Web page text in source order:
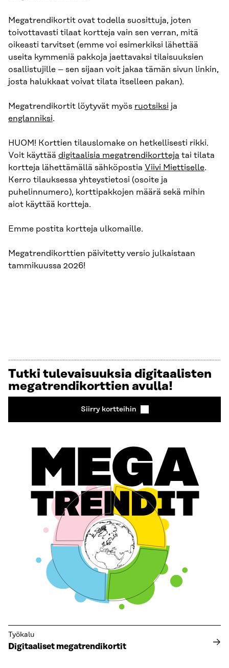
Megatrendikortit ovat todella suosittuja, joten
toivottavasti tilaat kortteja vain sen verran, mitä
oikeasti tarvitset (emme voi esimerkiksi lähettää
useita kymmeniä pakkoja jaettavaksi tilaisuuksien
osallistujille – sen sijaan voit jakaa tämän sivun linkin,
josta halukkaat voivat tilata itselleen pakan).
Megatrendikortit löytyvät myös ruotsiksi ja
englanniksi.
HUOM! Korttien tilauslomake on hetkellisesti rikki.
Voit käyttää digitaalisia megatrendikortteja tai tilata
kortteja lähettämällä sähköpostia Viivi Miettiselle.
Kerro tilauksessa yhteystietosi (osoite ja
puhelinnumero), korttipakkojen määrä sekä mihin
aiot käyttää kortteja.
Emme postita kortteja ulkomaille.
Megatrendikorttien päivitetty versio julkaistaan
tammikuussa 2026!
Tutki tulevaisuuksia digitaalisten
megatrendikorttien avulla!
Siirry kortteihin
Työkalu
Digitaaliset megatrendikortit